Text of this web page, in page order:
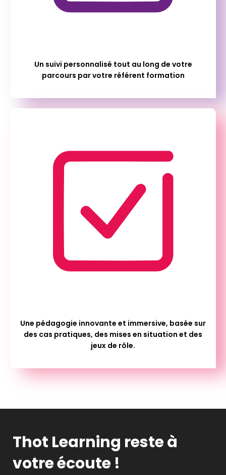
Un suivi personnalisé tout au long de votre
parcours par votre référent formation
Une pédagogie innovante et immersive, basée sur
des cas pratiques, des mises en situation et des
jeux de rôle.
Thot Learning reste à
votre écoute !